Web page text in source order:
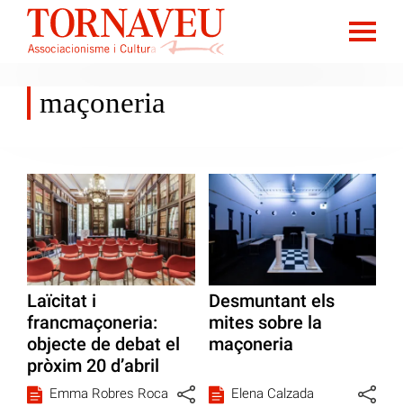
maçoneria
Laïcitat i
francmaçoneria:
objecte de debat el
pròxim 20 d’abril
Emma Robres Roca
Desmuntant els
mites sobre la
maçoneria
Elena Calzada